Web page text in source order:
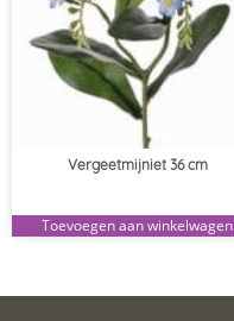
Vergeetmijniet 36 cm
Toevoegen aan winkelwagen